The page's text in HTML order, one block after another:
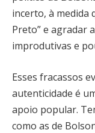
incerto, à medida
Preto” e agradar
improdutivas e
Esses fracassos
autenticidade é
apoio popular.
como as de